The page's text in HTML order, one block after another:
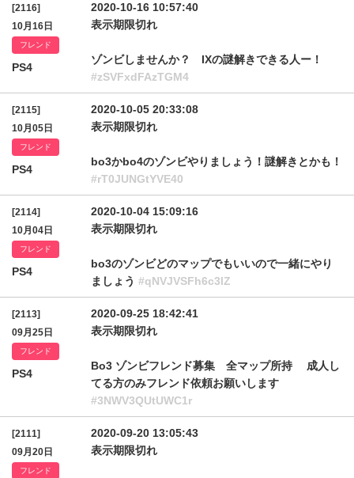
[2116]
10月16日
フレンド
PS4
2020-10-16 10:57:40
表示期限切れ
ゾンビしませんか？ IXの謎解きできる人ー！
#zSVFxdFAzTGM4
[2115]
10月05日
フレンド
PS4
2020-10-05 20:33:08
表示期限切れ
bo3かbo4のゾンビやりましょう！謎解きとかも！
#rT0JUNGtYVE40
[2114]
10月04日
フレンド
PS4
2020-10-04 15:09:16
表示期限切れ
bo3のゾンビどのマップでもいいので一緒にやり
ましょう #qNVJVSFh6c3lZ
[2113]
09月25日
フレンド
PS4
2020-09-25 18:42:41
表示期限切れ
Bo3 ゾンビフレンド募集 全マップ所持 成人し
てる方のみフレンド依頼お願いします
#3NWV3QUtUWC1r
[2111]
09月20日
フレンド
2020-09-20 13:05:43
表示期限切れ